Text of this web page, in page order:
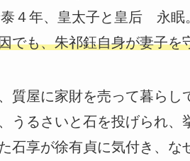
４年、皇太子と皇后 永眠
でも、朱祁鈺自身が妻子
質屋に家財を売って暮ら
うるさいと石を投げられ
石享が徐有貞に気付き、